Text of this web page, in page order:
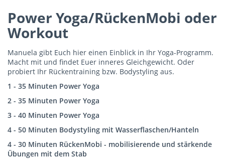
Power Yoga/RückenMobi oder
Workout
Manuela gibt Euch hier einen Einblick in Ihr Yoga-Programm.
Macht mit und findet Euer inneres Gleichgewicht. Oder
probiert Ihr Rückentraining bzw. Bodystyling aus.
1 - 35 Minuten Power Yoga
2 - 35 Minuten Power Yoga
3 - 40 Minuten Power Yoga
4 - 50 Minuten Bodystyling mit Wasserflaschen/Hanteln
4 - 30 Minuten RückenMobi - mobilisierende und stärkende
Übungen mit dem Stab